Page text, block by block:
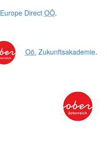
Europe Direct OÖ.
Oö. Zukunftsakademie.